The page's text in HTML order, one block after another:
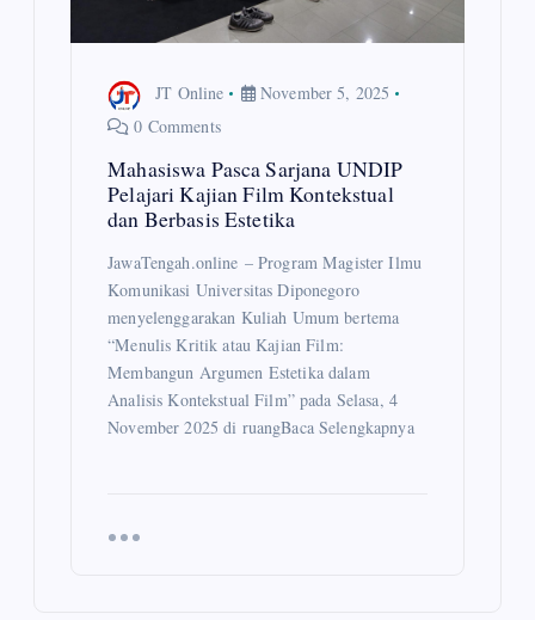
JT Online
November 5, 2025
0 Comments
Mahasiswa Pasca Sarjana UNDIP
Pelajari Kajian Film Kontekstual
dan Berbasis Estetika
JawaTengah.online – Program Magister Ilmu
Komunikasi Universitas Diponegoro
menyelenggarakan Kuliah Umum bertema
“Menulis Kritik atau Kajian Film:
Membangun Argumen Estetika dalam
Analisis Kontekstual Film” pada Selasa, 4
November 2025 di ruangBaca Selengkapnya